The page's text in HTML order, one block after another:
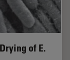
of E.